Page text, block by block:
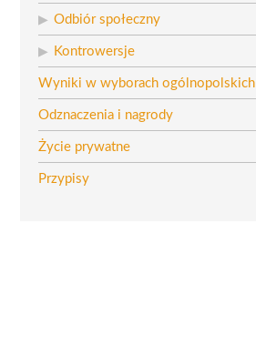
Odbiór społeczny
Kontrowersje
Wyniki w wyborach ogólnopolskich
Odznaczenia i nagrody
Życie prywatne
Przypisy